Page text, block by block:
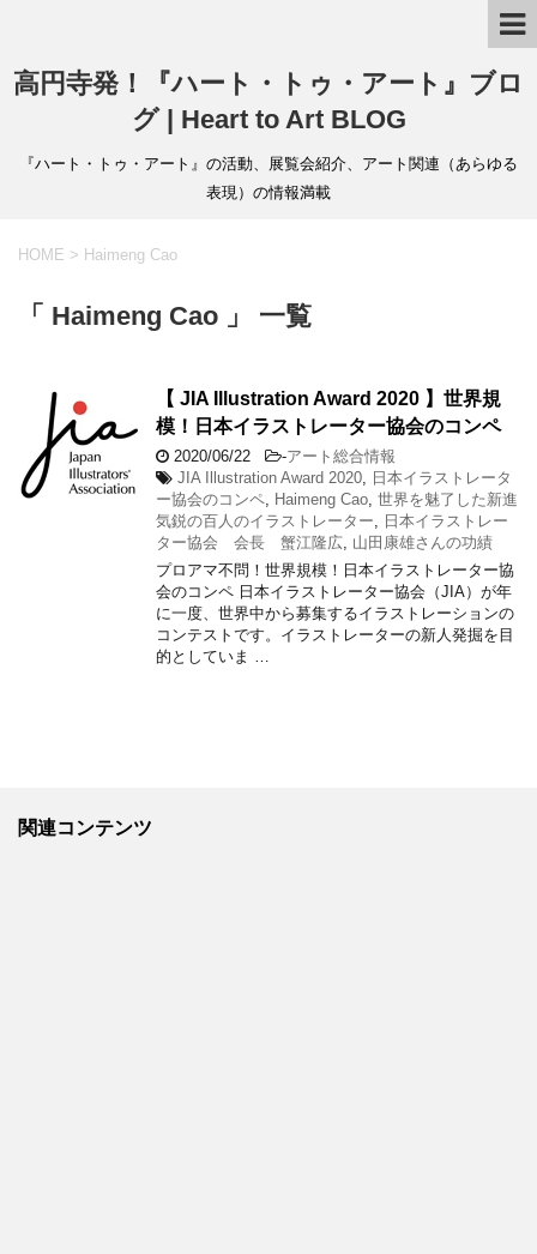
高円寺発！『ハート・トゥ・アート』ブロ
グ | Heart to Art BLOG
『ハート・トゥ・アート』の活動、展覧会紹介、アート関連（あらゆる
表現）の情報満載
HOME > Haimeng Cao
「 Haimeng Cao 」 一覧
【 JIA Illustration Award 2020 】世界規
模！日本イラストレーター協会のコンペ
2020/06/22 -アート総合情報
JIA Illustration Award 2020
日本イラストレータ
ー協会のコンペ Haimeng Cao 世界を魅了した新進
気鋭の百人のイラストレーター
日本イラストレー
ター協会 会長 蟹江隆広 山田康雄さんの功績
プロアマ不問！世界規模！日本イラストレーター協
会のコンペ 日本イラストレーター協会（JIA）が年
に一度、世界中から募集するイラストレーションの
コンテストです。イラストレーターの新人発掘を目
的としていま …
関連コンテンツ